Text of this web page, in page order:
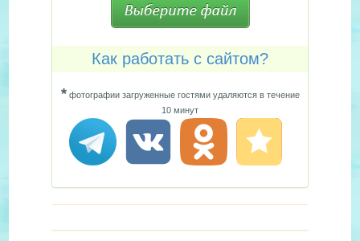
Как работать с сайтом?
*фотографии загруженные гостями удаляются в течение
10 минут